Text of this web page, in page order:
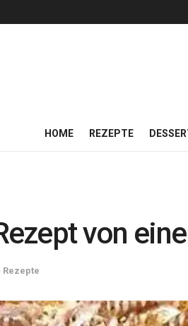
HOME REZEPTE
von
Rezepte